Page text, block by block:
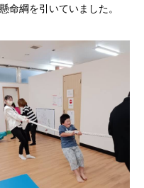
命綱を引いていました。